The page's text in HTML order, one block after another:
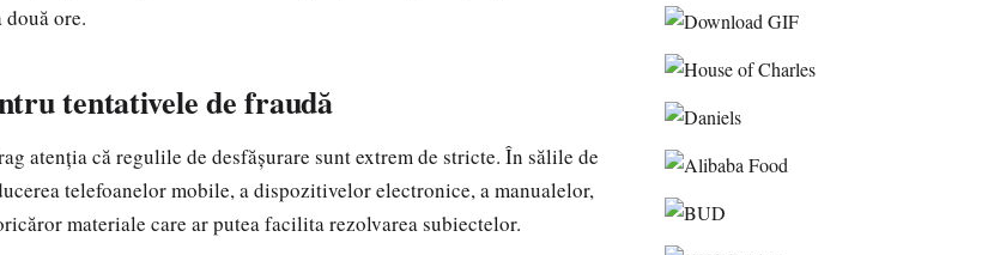
ore.
tentativele de fraudă
atenția că regulile de desfășurare sunt extrem de stricte. În sălile de
telefoanelor mobile, a dispozitivelor electronice, a manualelor,
materiale care ar putea facilita rezolvarea subiectelor.